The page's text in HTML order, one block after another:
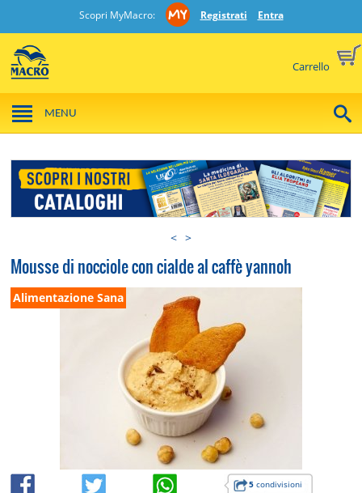
Scopri MyMacro: Registrati Entra
Carrello
MENU
< >
Mousse di nocciole con cialde al caffè yannoh
Alimentazione Sana
5condivisioni